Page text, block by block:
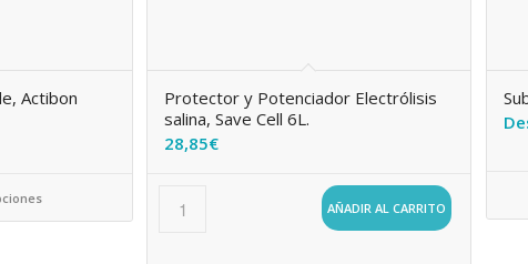
Actibon
Protector y Potenciador Electrólisis
salina, Save Cell 6L.
28,85€
AÑADIR AL CARRITO